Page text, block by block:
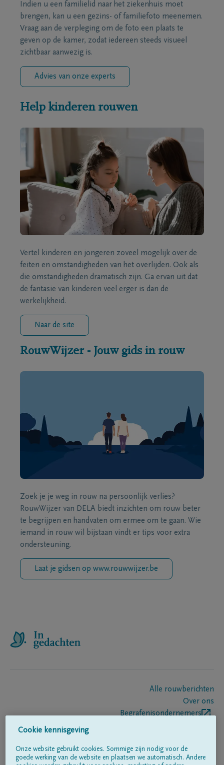
Indien u een familielid naar het ziekenhuis moet
brengen, kan u een gezins- of familiefoto meenemen.
Vraag aan de verpleging om de foto een plaats te
geven op de kamer, zodat iedereen steeds visueel
zichtbaar aanwezig is.
Advies van onze experts
Help kinderen rouwen
Vertel kinderen en jongeren zoveel mogelijk over de
feiten en omstandigheden van het overlijden. Ook als
die omstandigheden dramatisch zijn. Ga ervan uit dat
de fantasie van kinderen veel erger is dan de
werkelijkheid.
Naar de site
RouwWijzer - Jouw gids in rouw
Zoek je je weg in rouw na persoonlijk verlies?
RouwWijzer van DELA biedt inzichten om rouw beter
te begrijpen en handvaten om ermee om te gaan. Wie
iemand in rouw wil bijstaan vindt er tips voor extra
ondersteuning.
Laat je gidsen op www.rouwwijzer.be
Alle rouwberichten
Over ons
Begrafenisondernemers
Volg ons op
Cookie kennisgeving
Onze website gebruikt cookies. Sommige zijn nodig voor de
goede werking van de website en plaatsen we automatisch. Andere